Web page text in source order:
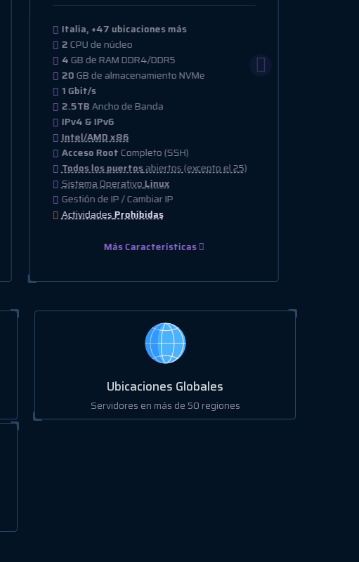
Italia, +12 ubicaciones más
2CPU de núcleo
4GB de RAM DDR4/DDR5
20GB de almacenamiento NVMe
10 Gbit/s
15TBAncho de Banda
IPv4
Intel/AMD x86
Acceso RootCompleto (SSH)
Todos los puertosabiertos (excepto el 25)
Sistema OperativoLinux
Gestión de IP / Cambiar IP
ActividadesProhibidas
Más Características
Ubicaciones Globales
Servidores en más de 50 regiones